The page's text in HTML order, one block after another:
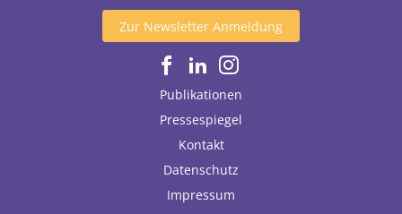
Zur Newsletter Anmeldung
Publikationen
Pressespiegel
Kontakt
Datenschutz
Impressum